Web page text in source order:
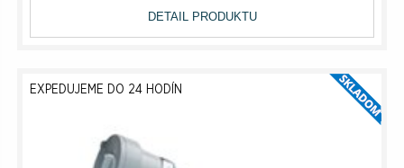
DETAIL PRODUKTU
EXPEDUJEME DO 24 HODÍN